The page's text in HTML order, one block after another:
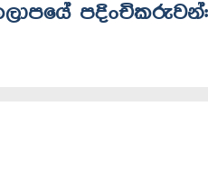
පදිංචිකරුවන්: